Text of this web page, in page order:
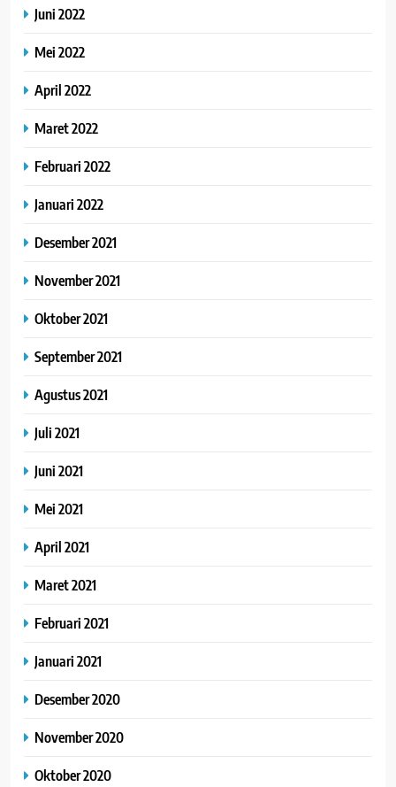
Juni 2022
Mei 2022
April 2022
Maret 2022
Februari 2022
Januari 2022
Desember 2021
November 2021
Oktober 2021
September 2021
Agustus 2021
Juli 2021
Juni 2021
Mei 2021
April 2021
Maret 2021
Februari 2021
Januari 2021
Desember 2020
November 2020
Oktober 2020